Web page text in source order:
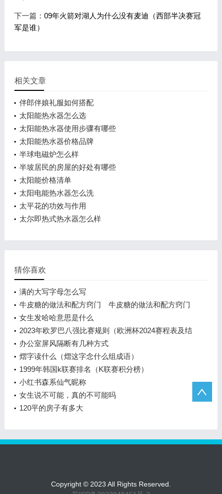
下一篇： 09年火箭对湖人为什么没有麦迪（西部半决赛冠
军是谁）
相关文章
伴郎伴娘礼服如何搭配
太阳能热水器怎么选
太阳能热水器使用步骤有哪些
太阳能热水器价格品牌
半球电磁炉怎么样
半坡居民的房屋的好处有哪些
太阳能价格清单
太阳电能热水器怎么洗
太平花的功效与作用
太尔即热式热水器怎么样
猜你喜欢
满的大写字母怎么写
牛皮糖的做法和配方窍门 牛皮糖的做法和配方窍门
女生发哈哈意思是什么
2023年欧罗巴八强比赛规则（欧洲杯2024赛程表及结
果）
办公室屏风隔断有几种方式
熠字读什么（熠这字念什么组成语）
1999年韩国k联赛排名（K联赛积分榜）
小红书森系仙气昵称
女生说不可能，真的不可能吗
120平的房子有多大
Copyright © 2023 All Rights Reserved.